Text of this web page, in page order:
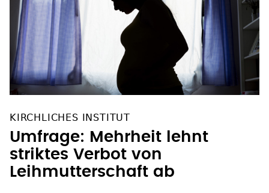
Umfrage: Mehrheit lehnt
striktes Verbot von
Leihmutterschaft ab